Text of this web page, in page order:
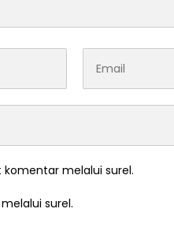
melalui surel.
surel.